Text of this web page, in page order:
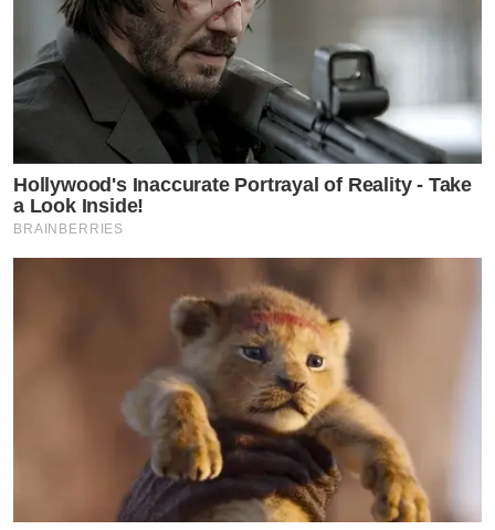
Hollywood's Inaccurate Portrayal of Reality - Take
a Look Inside!
BRAINBERRIES